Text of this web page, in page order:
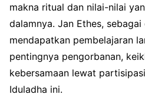
makna ritual dan nilai-nilai
dalamnya. Jan Ethes,
mendapatkan pembelajaran
pentingnya pengorbanan,
kebersamaan lewat
Iduladha ini.